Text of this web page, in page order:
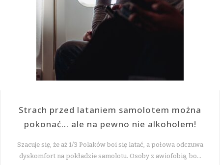
Strach przed lataniem samolotem można
pokonać… ale na pewno nie alkoholem!
Szacuje się, że aż 1/3 Polaków boi się latać, a połowa odczuwa
dyskomfort na pokładzie samolotu. Osoby z awiofobią, bo…